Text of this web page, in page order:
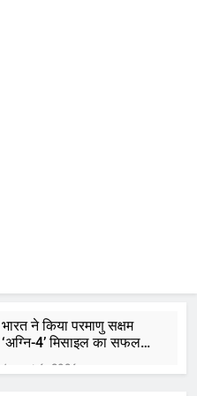
भारत ने किया परमाणु सक्षम
‘अग्नि-4’ मिसाइल का सफल
परीक्षण, 4000 किमी है मारक
क्षमता
August 6, 2026